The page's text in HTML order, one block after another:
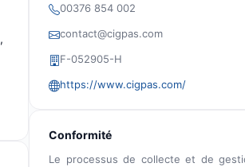
00376 854 002
contact@cigpas.com
F-052905-H
https://www.cigpas.com/
Conformité
Le processus de collecte et de